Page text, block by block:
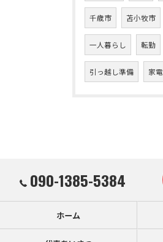
千歳市 苫小牧市
一人暮らし 転勤
引っ越し準備 家電
090-1385-5384
ホーム